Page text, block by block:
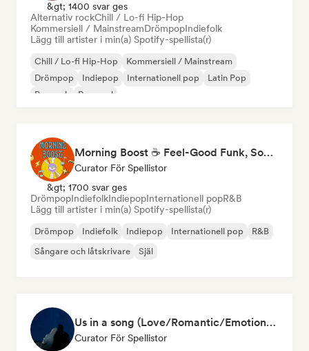
&gt; 1400 svar ges
Alternativ rockChill / Lo-fi Hip-Hop
Kommersiell / MainstreamDrömpopIndiefolk
Lägg till artister i min(a) Spotify-spellista(r)
Chill / Lo-fi Hip-Hop
Kommersiell / Mainstream
Drömpop
Indiepop Internationell pop
Latin Pop
Poprock
Pop soul
Morning Boost ☕ Feel-Good Funk, Soul & Neo-Soul to Wake Up
Curator För Spellistor
&gt; 1700 svar ges
DrömpopIndiefolkIndiepopInternationell popR&B
Lägg till artister i min(a) Spotify-spellista(r)
Drömpop Indiefolk Indiepop Internationell pop
R&B
Sångare och låtskrivare
Själ
Us in a song (Love/Romantic/Emotional Songs)
Curator För Spellistor